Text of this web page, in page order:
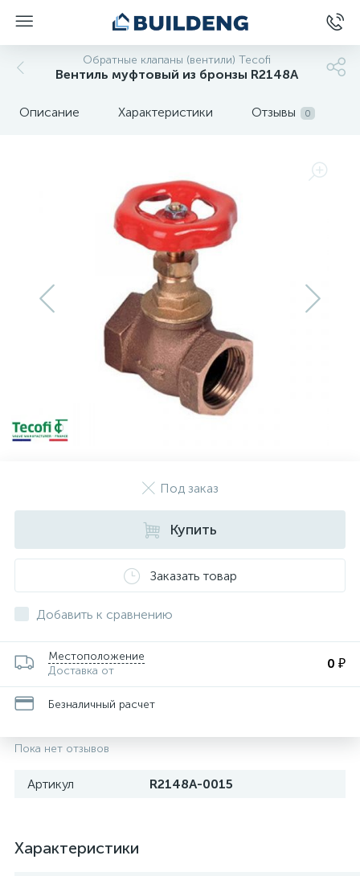
Обратные клапаны (вентили) Tecofi
Вентиль муфтовый из бронзы R2148A
Описание Характеристики Отзывы 0
Под заказ
Купить
Заказать товар
Добавить к сравнению
Местоположение
Доставка от
0 ₽
Безналичный расчет
Пока нет отзывов
Артикул R2148A-0015
Характеристики